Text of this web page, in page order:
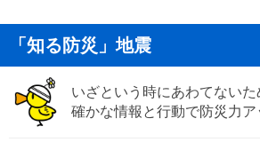
「知る防災」地震
いざという時にあわてないた
確かな情報と行動で防災力ア